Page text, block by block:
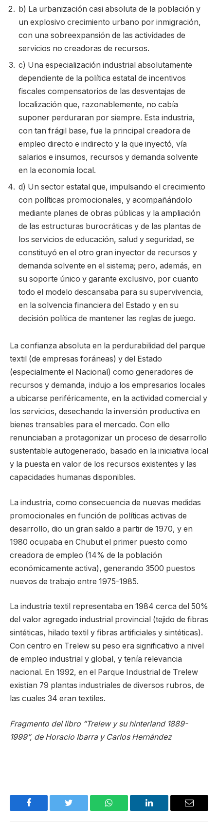
b) La urbanización casi absoluta de la población y
un explosivo crecimiento urbano por inmigración,
con una sobreexpansión de las actividades de
servicios no creadoras de recursos.
c) Una especialización industrial absolutamente
dependiente de la política estatal de incentivos
fiscales compensatorios de las desventajas de
localización que, razonablemente, no cabía
suponer perduraran por siempre. Esta industria,
con tan frágil base, fue la principal creadora de
empleo directo e indirecto y la que inyectó, vía
salarios e insumos, recursos y demanda solvente
en la economía local.
d) Un sector estatal que, impulsando el crecimiento
con políticas promocionales, y acompañándolo
mediante planes de obras públicas y la ampliación
de las estructuras burocráticas y de las plantas de
los servicios de educación, salud y seguridad, se
constituyó en el otro gran inyector de recursos y
demanda solvente en el sistema; pero, además, en
su soporte único y garante exclusivo, por cuanto
todo el modelo descansaba para su supervivencia,
en la solvencia financiera del Estado y en su
decisión política de mantener las reglas de juego.
La confianza absoluta en la perdurabilidad del parque
textil (de empresas foráneas) y del Estado
(especialmente el Nacional) como generadores de
recursos y demanda, indujo a los empresarios locales
a ubicarse periféricamente, en la actividad comercial y
los servicios, desechando la inversión productiva en
bienes transables para el mercado. Con ello
renunciaban a protagonizar un proceso de desarrollo
sustentable autogenerado, basado en la iniciativa local
y la puesta en valor de los recursos existentes y las
capacidades humanas disponibles.
La industria, como consecuencia de nuevas medidas
promocionales en función de políticas activas de
desarrollo, dio un gran saldo a partir de 1970, y en
1980 ocupaba en Chubut el primer puesto como
creadora de empleo (14% de la población
económicamente activa), generando 3500 puestos
nuevos de trabajo entre 1975-1985.
La industria textil representaba en 1984 cerca del 50%
del valor agregado industrial provincial (tejido de fibras
sintéticas, hilado textil y fibras artificiales y sintéticas).
Con centro en Trelew su peso era significativo a nivel
de empleo industrial y global, y tenía relevancia
nacional. En 1992, en el Parque Industrial de Trelew
existían 79 plantas industriales de diversos rubros, de
las cuales 34 eran textiles.
Fragmento del libro “Trelew y su hinterland 1889-
1999”, de Horacio Ibarra y Carlos Hernández
Facebook Twitter WhatsApp LinkedIn Email